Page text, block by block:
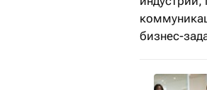
бизнес-